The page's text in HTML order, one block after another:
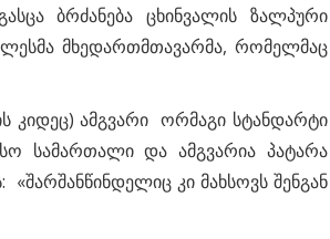
ბრძანება ცხინვალის ზალპური
მხედართმთავარმა, რომელმაც
ამგვარი ორმაგი სტანდარტი
სამართალი და ამგვარია პატარა
კი მახსოვს შენგან